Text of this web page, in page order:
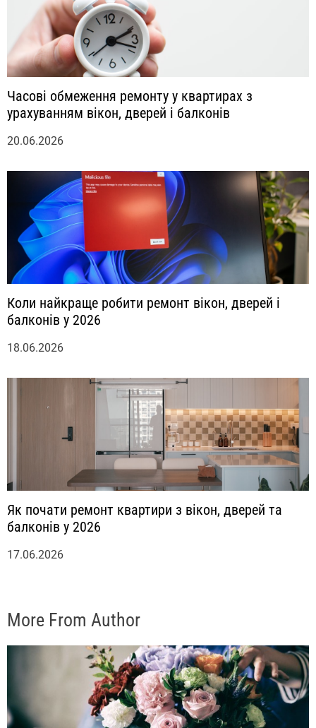
Часові обмеження ремонту у квартирах з
урахуванням вікон, дверей і балконів
20.06.2026
Коли найкраще робити ремонт вікон, дверей і
балконів у 2026
18.06.2026
Як почати ремонт квартири з вікон, дверей та
балконів у 2026
17.06.2026
More From Author